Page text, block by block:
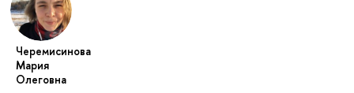
Черемисинова
Мария
Олеговна